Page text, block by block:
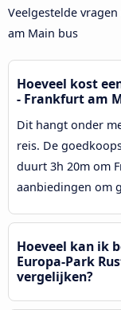
Veelgestelde
am Main bus
Hoeveel kost
- Frankfurt am
Dit hangt onder
reis. De
duurt 3h 20m om
aanbiedingen om
Hoeveel kan ik
Europa-Park
vergelijken?